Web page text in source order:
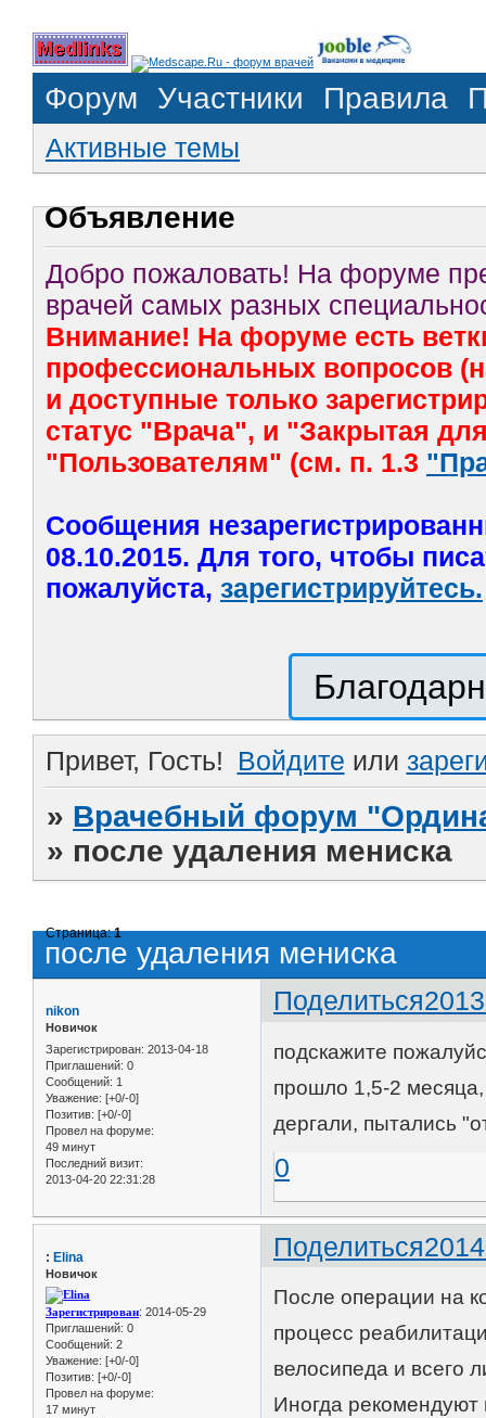
Форум Участники Правила
Активные темы
Объявление
Добро пожаловать! На форуме
врачей самых разных
Внимание! На форуме есть
профессиональных вопросов
и доступные только
статус "Врача", и "Закрытая
"Пользователям" (см. п. 1.3
Сообщения
08.10.2015. Для того, чтобы
пожалуйста, зарегистрируйтесь.
Привет, Гость! Войдите или
» Врачебный форум
» после удаления мениска
после удаления мениска
Страница:1
Поделиться
nikon
Новичок
Зарегистрирован: 2013-04-18
Приглашений: 0
Сообщений: 1
Уважение: [+0/-0]
Позитив: [+0/-0]
Провел на форуме:
49 минут
Последний визит:
2013-04-20 22:31:28
подскажите
прошло 1,5-2 месяца,
дергали, пытались
0
Поделиться
: Elina
Новичок
Зарегистрирован: 2014-05-29
Приглашений: 0
Сообщений: 2
Уважение: [+0/-0]
Позитив: [+0/-0]
Провел на форуме:
17 минут
После операции на
процесс
велосипеда и всего
Иногда рекомендуют